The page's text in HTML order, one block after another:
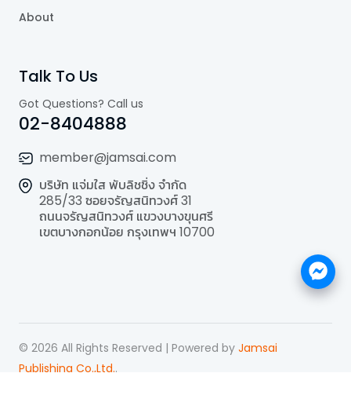
About
Talk To Us
Got Questions? Call us
02-8404888
member@jamsai.com
บริษัท แจ่มใส พับลิชชิ่ง จำกัด
285/33 ซอยจรัญสนิทวงศ์ 31
ถนนจรัญสนิทวงศ์ แขวงบางขุนศรี
เขตบางกอกน้อย กรุงเทพฯ 10700
© 2026 All Rights Reserved | Powered by Jamsai
Publishing Co.,Ltd..